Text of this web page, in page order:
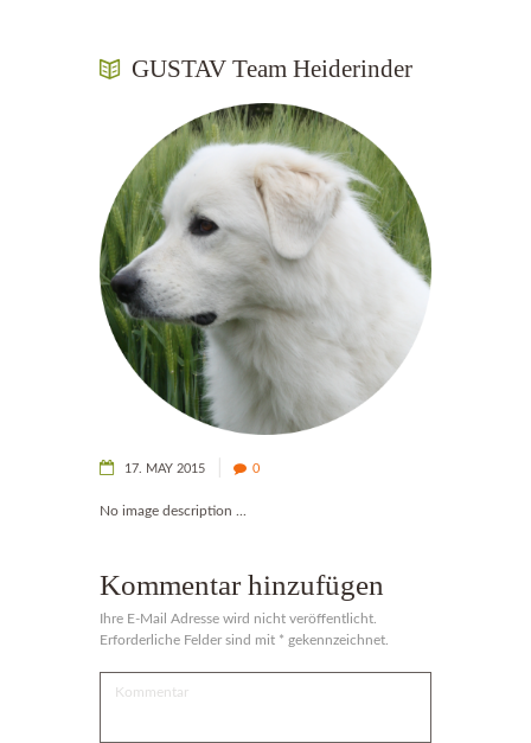
GUSTAV Team Heiderinder
17. MAY 2015 0
No image description ...
Kommentar hinzufügen
Ihre E-Mail Adresse wird nicht veröffentlicht.
Erforderliche Felder sind mit * gekennzeichnet.